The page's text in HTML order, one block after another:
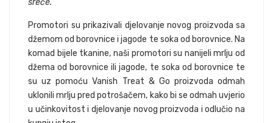
sreće.
Promotori su prikazivali djelovanje novog proizvoda sa
džemom od borovnice i jagode te soka od borovnice. Na
komad bijele tkanine, naši promotori su nanijeli mrlju od
džema od borovnice ili jagode, te soka od borovnice te
su uz pomoću Vanish Treat & Go proizvoda odmah
uklonili mrlju pred potrošačem, kako bi se odmah uvjerio
u učinkovitost i djelovanje novog proizvoda i odlučio na